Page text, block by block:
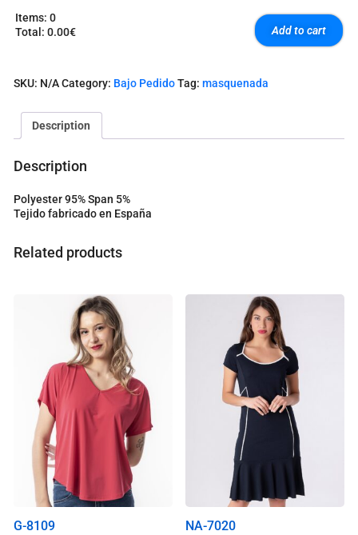
Items: 0
Total : 0.00€
e
o
t
o
a
Add to cart
SKU: N/ACategory: Bajo PedidoTag: masquenada
Description
Description
Polyester 95% Span 5%
Tejido fabricado en España
Related products
G-8109
NA-7020